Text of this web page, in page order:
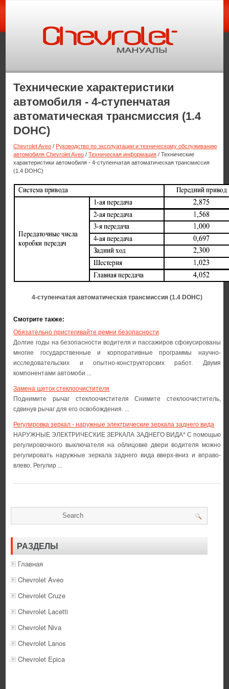
Технические характеристики
автомобиля - 4-ступенчатая
автоматическая трансмиссия (1.4
DOHC)
Chevrolet Aveo / Руководство по эксплуатации и техническому обслуживанию
автомобиля Chevrolet Aveo /Техническая информация / Технические
характеристики автомобиля - 4-ступенчатая автоматическая трансмиссия
(1.4 DOHC)
4-ступенчатая автоматическая трансмиссия (1.4 DOHC)
Смотрите также:
Обязательно пристегивайте ремни безопасности
Долгие годы на безопасности водителя и пассажиров сфокусированы
многие государственные и корпоративные программы научно-
исследовательских и опытно-конструкторских работ. Двумя
компонентами автомоби ...
Замена щеток стеклоочистителя
Поднимите рычаг стеклоочистителя Снимите стеклоочиститель,
сдвинув рычаг для его освобождения. ...
Регулировка зеркал - наружные электрические зеркала заднего вида
НАРУЖНЫЕ ЭЛЕКТРИЧЕСКИЕ ЗЕРКАЛА ЗАДНЕГО ВИДА* С помощью
регулировочного выключателя на облицовке двери водителя можно
регулировать наружные зеркала заднего вида вверх-вниз и вправо-
влево. Регулир ...
РАЗДЕЛЫ
Главная
Chevrolet Aveo
Chevrolet Cruze
Chevrolet Lacetti
Chevrolet Niva
Chevrolet Lanos
Chevrolet Epica